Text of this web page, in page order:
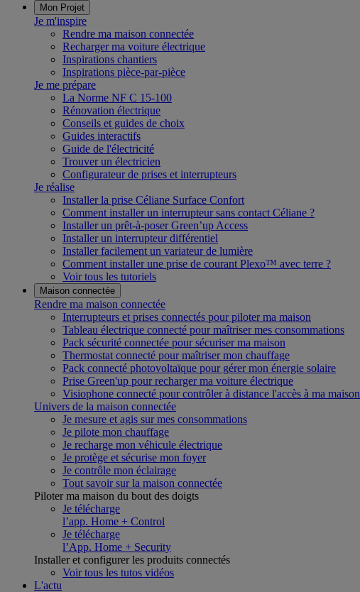
Mon Projet
Je m'inspire
Rendre ma maison connectée
Recharger ma voiture électrique
Inspirations chantiers
Inspirations pièce-par-pièce
Je me prépare
La Norme NF C 15-100
Rénovation électrique
Conseils et guides de choix
Guides interactifs
Guide de l'électricité
Trouver un électricien
Configurateur de prises et interrupteurs
Je réalise
Installer la prise Céliane Surface Confort
Comment installer un interrupteur sans contact Céliane ?
Installer un prêt-à-poser Green’up Access
Installer un interrupteur différentiel
Installer facilement un variateur de lumière
Comment installer une prise de courant Plexo™ avec terre ?
Voir tous les tutoriels
Maison connectée
Rendre ma maison connectée
Interrupteurs et prises connectés pour piloter ma maison
Tableau électrique connecté pour maîtriser mes consommations
Pack sécurité connectée pour sécuriser ma maison
Thermostat connecté pour maîtriser mon chauffage
Pack connecté photovoltaïque pour gérer mon énergie solaire
Prise Green'up pour recharger ma voiture électrique
Visiophone connecté pour contrôler à distance l'accès à ma maison
Univers de la maison connectée
Je mesure et agis sur mes consommations
Je pilote mon chauffage
Je recharge mon véhicule électrique
Je protège et sécurise mon foyer
Je contrôle mon éclairage
Tout savoir sur la maison connectée
Piloter ma maison du bout des doigts
Je télécharge
l’app. Home + Control
Je télécharge
l’App. Home + Security
Installer et configurer les produits connectés
Voir tous les tutos vidéos
L'actu